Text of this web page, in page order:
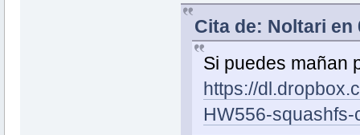
Cita de: Noltari en
Si puedes mañan
https://
HW556-